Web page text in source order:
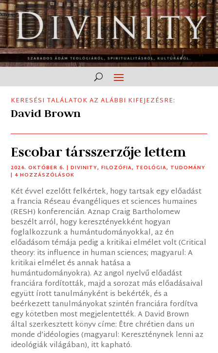
KERESÉSI TALÁLATOK AZ ALÁBBI KIFEJEZÉSRE:
David Brown
Escobar társszerzője lettem
2024. OKTÓBER 6. |DIVINITY,FILOZÓFIA, TEOLÓGIA, TUDOMÁNY
| 4 HOZZÁSZÓLÁSOK
Két évvel ezelőtt felkértek, hogy tartsak egy előadást
a francia Réseau évangéliques et sciences humaines
(RESH) konferencián. Aznap Craig Bartholomew
beszélt arról, hogy keresztényekként hogyan
foglalkozzunk a humántudományokkal, az én
előadásom témája pedig a kritikai elmélet volt (Critical
theory: its influence in human sciences; magyarul: A
kritikai elmélet és annak hatása a
humántudományokra). Az angol nyelvű előadást
franciára fordították, majd a sorozat más előadásaival
együtt írott tanulmányként is bekérték, és a
beérkezett tanulmányokat szintén franciára fordítva
egy kötetben most megjelentették. A David Brown
által szerkesztett könyv címe: Être chrétien dans un
monde d’idéologies (magyarul: Kereszténynek lenni az
ideológiák világában), itt kapható.